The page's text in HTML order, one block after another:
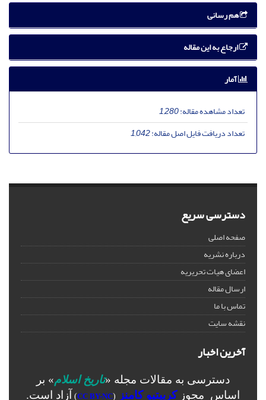
هم رسانی
ارجاع به این مقاله
آمار
تعداد مشاهده مقاله:1,280
تعداد دریافت فایل اصل مقاله:1,042
دسترسی سریع
صفحه اصلی
درباره نشریه
اعضای هیات تحریریه
ارسال مقاله
تماس با ما
نقشه سایت
آخرین اخبار
دسترسی به مقالات مجله «تاریخ اسلام» بر
اساس مجوزکرییتیو کامنز (
CC BY-NC
) آزاد است.